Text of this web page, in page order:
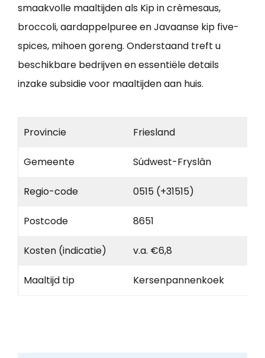
smaakvolle maaltijden als Kip in crèmesaus,
broccoli, aardappelpuree en Javaanse kip five-
spices, mihoen goreng. Onderstaand treft u
beschikbare bedrijven en essentiële details
inzake subsidie voor maaltijden aan huis.
Provincie Friesland
Gemeente Súdwest-Fryslân
Regio-code 0515 (+31515)
Postcode 8651
Kosten (indicatie) v.a. €6,8
Maaltijd tip Kersenpannenkoek